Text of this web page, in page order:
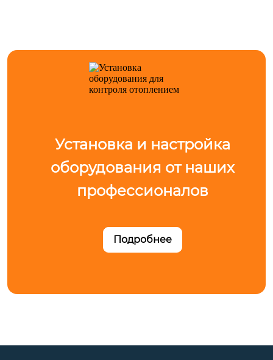
Установка и настройка
оборудования от наших
профессионалов
Подробнее